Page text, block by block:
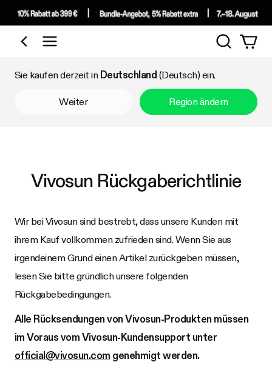
Nach Kategorie einkaufen
Suchen
Sie kaufen derzeit in Deutschland (Deutsch) ein.
Weiter Region ändern
Vivosun Rückgaberichtlinie
Wir beiVivosunsind bestrebt, dass unsere Kunden mit
ihrem Kauf vollkommen zufrieden sind. Wenn Sie aus
irgendeinem Grund einen Artikel zurückgeben müssen,
lesen Sie bitte gründlich unsere folgenden
Rückgabebedingungen.
Alle Rücksendungen vonVivosun-Produkten müssen
im Voraus vom Vivosun-Kundensupport unter
official@vivosun.com genehmigt werden.